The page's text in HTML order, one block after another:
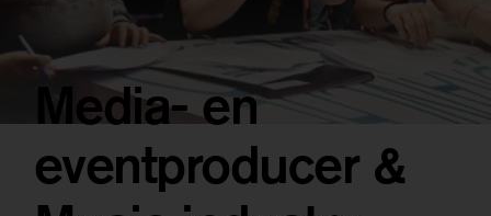
Media- en
eventproducer &
Analytische cookies
Deze niet-anonieme cookies stellen ons in staat om
gegevens over u te verzamelen, zodat we het gebruik
van de website kunnen meten en deze kunnen
Als je onderdelen uitzet, werken sommige functies